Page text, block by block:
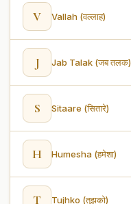
V Vallah (वल्लाह)
J Jab Talak (जब तलक)
S Sitaare (सितारे)
H Humesha (हमेशा)
T Tujhko (तुझको)